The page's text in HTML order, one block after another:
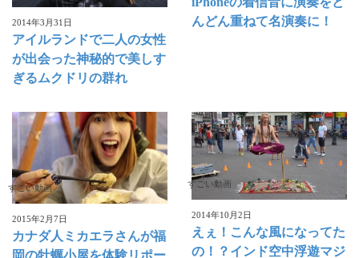
2014年3月31日
アイルランドで二人の女性
が出会った神秘的で美しす
ぎるムクドリの群れ
んどん重ねて名演奏に！
すごい動画
2015年2月7日
カナダ人ミカエラさんが福
すごい動画
2014年10月2日
えぇ！こんな風になってた
の！？インド空中浮遊マジ